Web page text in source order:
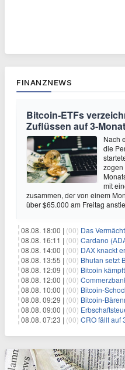
FINANZNEWS
Bitcoin-ETFs
Zuflüssen auf 3-
Nach
die
zogen
mit
zusammen, der von einem
über $65.000 am Freitag
08.08. 18:00 | (00) Das Vermächtnis eines
08.08. 16:11 | (00) Cardano (ADA) steigt
08.08. 14:00 | (00) DAX knackt erneut
08.08. 13:55 | (00) Bhutan setzt
08.08. 12:09 | (00) Bitcoin kämpft um die
08.08. 12:00 | (00) Commerzbank-
08.08. 10:00 | (00) Bitcoin-Schock:
08.08. 09:29 | (00) Bitcoin-Bärenmarkt vorbei?
08.08. 09:00 | (00) Erbschaftsteuer-
08.08. 07:23 | (00) CRO fällt auf 3-Jahres-